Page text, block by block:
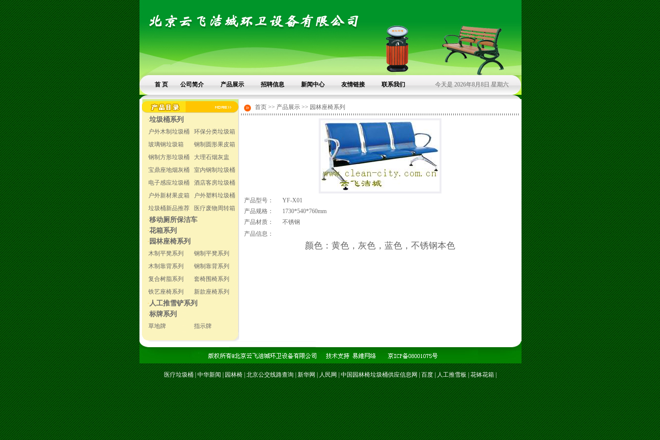
首 页 公司简介 产品展示 招聘信息 新闻中心 友情链接 联系我们 今天是 2026年8月8日 星期六
·垃圾桶系列
户外木制垃圾桶
环保分类垃圾箱
玻璃钢垃圾箱
钢制圆形果皮箱
钢制方形垃圾桶
大理石烟灰盅
宝鼎座地烟灰桶
室内钢制垃圾桶
电子感应垃圾桶
酒店客房垃圾桶
户外新材果皮箱
户外塑料垃圾桶
垃圾桶新品推荐
医疗废物周转箱
·移动厕所保洁车
·花箱系列
· 园林座椅系列
木制平凳系列
钢制平凳系列
木制靠背系列
钢制靠背系列
复合树脂系列
套椅围椅系列
铁艺座椅系列
新款座椅系列
· 人工推雪铲系列
·标牌系列
草地牌 指示牌
首页 >> 产品展示 >> 园林座椅系列
产品型号：
YF-X01
产品规格：
1730*540*760mm
产品材质：
不锈钢
产品信息：
颜色：黄色，灰色，蓝色，不锈钢本色
医疗垃圾桶| 中华新闻| 园林椅|北京公交线路查询 新华网 人民网| 中国园林椅垃圾桶供应信息网 百度| 人工推雪板 花钵花箱|